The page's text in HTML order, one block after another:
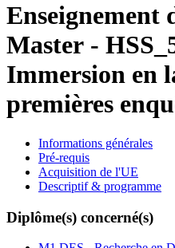
Enseignement
Master -
Immersion en
premières
Informations générales
Pré-requis
Acquisition de l'UE
Descriptif & programme
Diplôme(s) concerné(s)